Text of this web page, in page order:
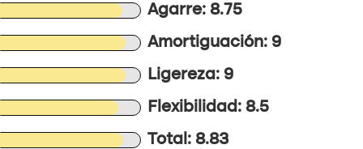
Agarre: 8.75
Amortiguación: 9
Ligereza: 9
Flexibilidad: 8.5
Total: 8.83